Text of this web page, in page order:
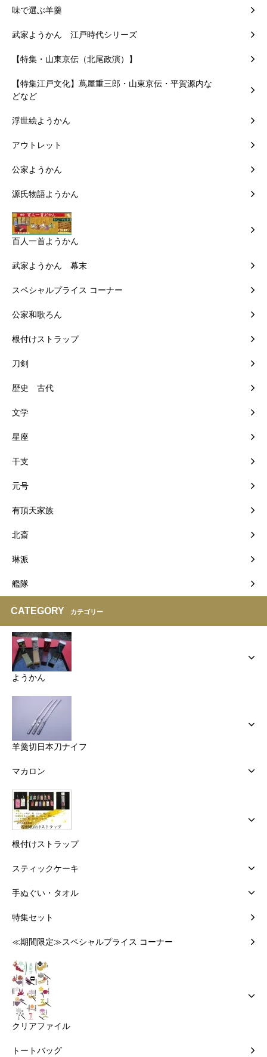
味で選ぶ羊羹
武家ようかん 江戸時代シリーズ
【特集・山東京伝（北尾政演）】
【特集江戸文化】蔦屋重三郎・山東京伝・平賀源内な
どなど
浮世絵ようかん
アウトレット
公家ようかん
源氏物語ようかん
百人一首ようかん
武家ようかん 幕末
スペシャルプライス コーナー
公家和歌ろん
根付けストラップ
刀剣
歴史 古代
文学
星座
干支
元号
有頂天家族
北斎
琳派
艦隊
CATEGORY カテゴリー
ようかん
羊羹切日本刀ナイフ
マカロン
根付けストラップ
スティックケーキ
手ぬぐい・タオル
特集セット
≪期間限定≫スペシャルプライス コーナー
クリアファイル
トートバッグ